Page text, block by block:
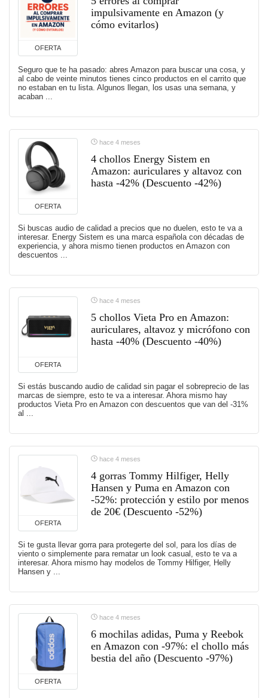
OFERTA
impulsivamente en Amazon (y
cómo evitarlos)
Seguro que te ha pasado: abres Amazon para buscar una cosa, y
al cabo de veinte minutos tienes cinco productos en el carrito que
no estaban en tu lista. Algunos llegan, los usas una semana, y
acaban ...
OFERTA
hace 4 meses
4 chollos Energy Sistem en
Amazon: auriculares y altavoz con
hasta -42% (Descuento -42%)
Si buscas audio de calidad a precios que no duelen, esto te va a
interesar. Energy Sistem es una marca española con décadas de
experiencia, y ahora mismo tienen productos en Amazon con
descuentos ...
OFERTA
hace 4 meses
5 chollos Vieta Pro en Amazon:
auriculares, altavoz y micrófono con
hasta -40% (Descuento -40%)
Si estás buscando audio de calidad sin pagar el sobreprecio de las
marcas de siempre, esto te va a interesar. Ahora mismo hay
productos Vieta Pro en Amazon con descuentos que van del -31%
al ...
OFERTA
hace 4 meses
4 gorras Tommy Hilfiger, Helly
Hansen y Puma en Amazon con
-52%: protección y estilo por menos
de 20€ (Descuento -52%)
Si te gusta llevar gorra para protegerte del sol, para los días de
viento o simplemente para rematar un look casual, esto te va a
interesar. Ahora mismo hay modelos de Tommy Hilfiger, Helly
Hansen y ...
OFERTA
hace 4 meses
6 mochilas adidas, Puma y Reebok
en Amazon con -97%: el chollo más
bestia del año (Descuento -97%)